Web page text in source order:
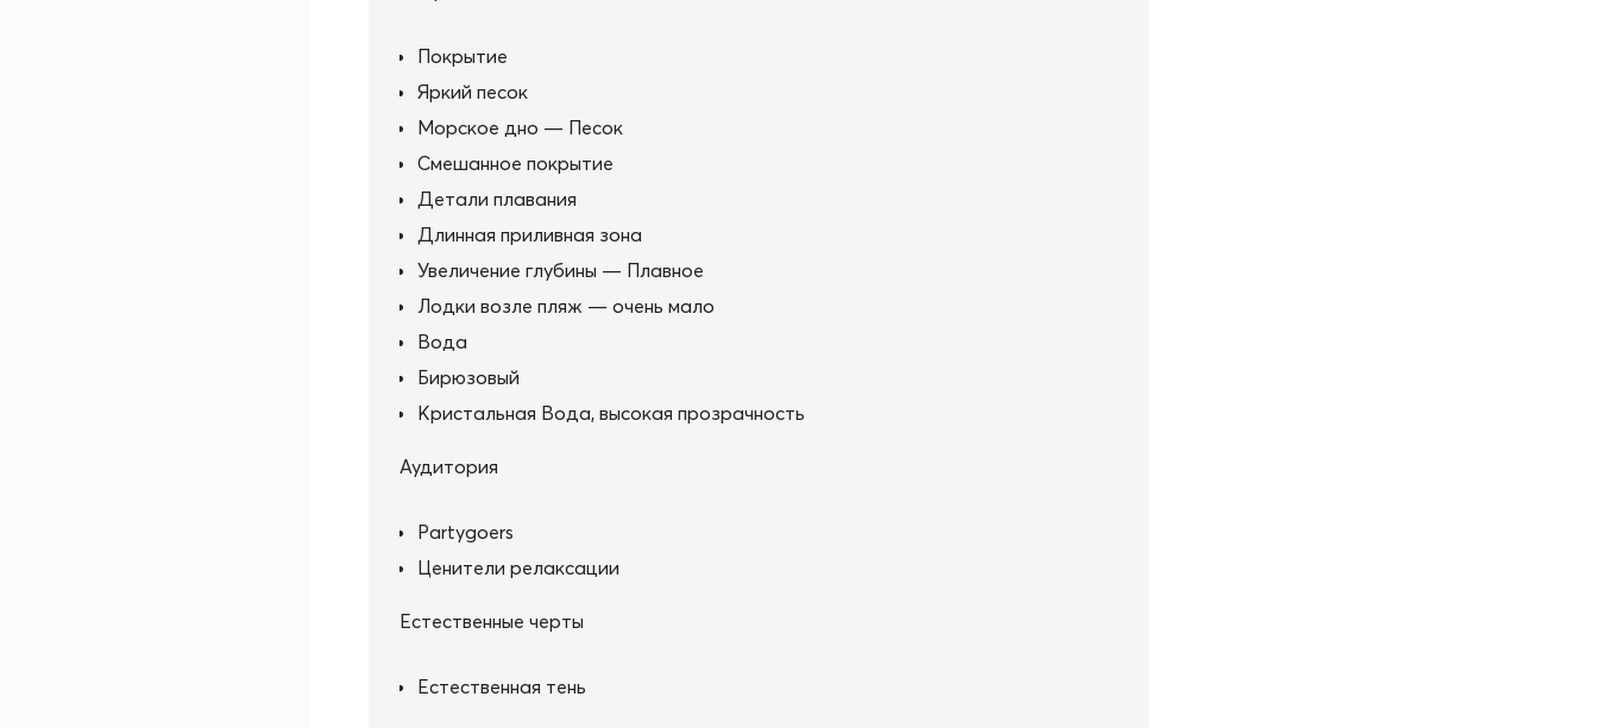
Покрытие
Яркий песок
Морское дно — Песок
Смешанное покрытие
Детали плавания
Длинная приливная зона
Увеличение глубины — Плавное
Лодки возле пляж — очень мало
Вода
Бирюзовый
Кристальная Вода, высокая прозрачность
Аудитория
Partygoers
Ценители релаксации
Естественные черты
Естественная тень